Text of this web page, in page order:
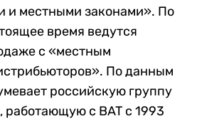
и местными законами». По
время ведутся
с «местным
По данным
российскую группу
с BAT с 1993